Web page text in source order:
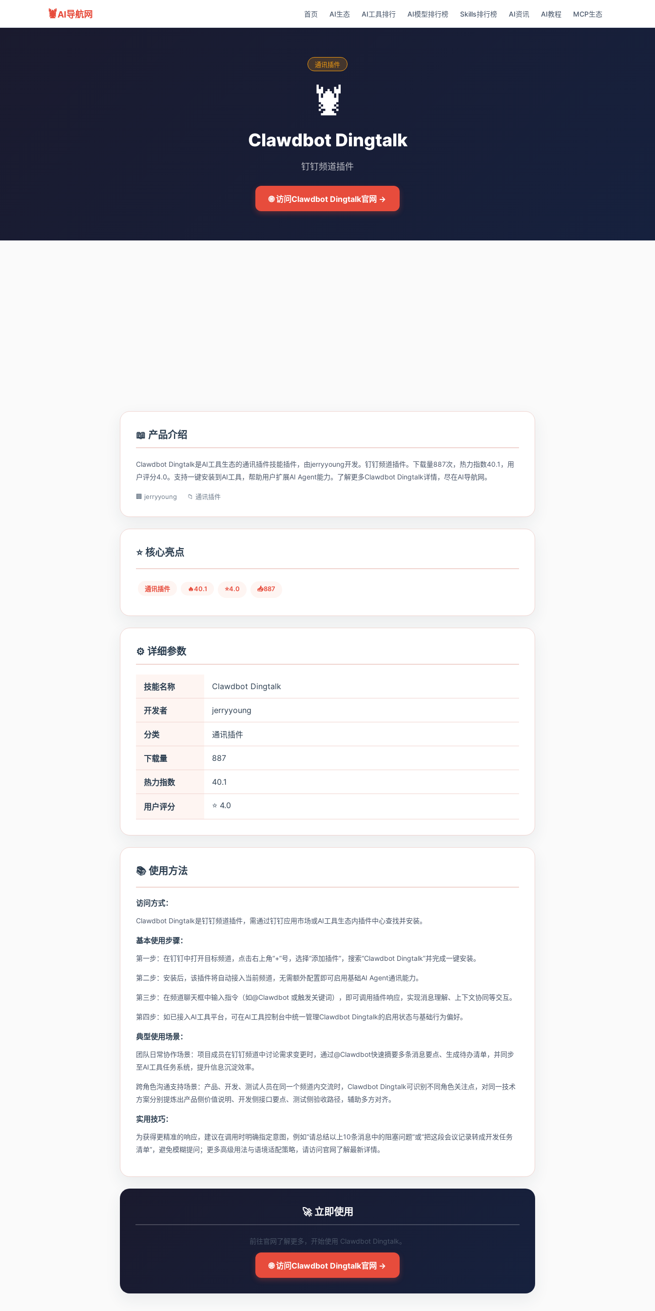
🦞AI导航网 首页 AI生态 AI工具排行 AI模型排行榜 Skills排行榜 AI资讯 AI教程 MCP生态
通讯插件
🦞
Clawdbot Dingtalk
钉钉频道插件
🌐 访问Clawdbot Dingtalk官网 →
📖 产品介绍
Clawdbot Dingtalk是AI工具生态的通讯插件技能插件，由jerryyoung开发。钉钉频道插件。下载量887次，热力指数40.1，用
户评分4.0。支持一键安装到AI工具，帮助用户扩展AI Agent能力。了解更多Clawdbot Dingtalk详情，尽在AI导航网。
🏢 jerryyoung 📁 通讯插件
⭐ 核心亮点
通讯插件 🔥40.1 ⭐4.0 📥887
⚙️ 详细参数
技能名称 Clawdbot Dingtalk
开发者 jerryyoung
分类 通讯插件
下载量 887
热力指数 40.1
用户评分 ⭐ 4.0
📚 使用方法
访问方式：
Clawdbot Dingtalk是钉钉频道插件，需通过钉钉应用市场或AI工具生态内插件中心查找并安装。
基本使用步骤：
第一步：在钉钉中打开目标频道，点击右上角“+”号，选择“添加插件”，搜索“Clawdbot Dingtalk”并完成一键安装。
第二步：安装后，该插件将自动接入当前频道，无需额外配置即可启用基础AI Agent通讯能力。
第三步：在频道聊天框中输入指令（如@Clawdbot 或触发关键词），即可调用插件响应，实现消息理解、上下文协同等交互。
第四步：如已接入AI工具平台，可在AI工具控制台中统一管理Clawdbot Dingtalk的启用状态与基础行为偏好。
典型使用场景：
团队日常协作场景：项目成员在钉钉频道中讨论需求变更时，通过@Clawdbot快速摘要多条消息要点、生成待办清单，并同步
至AI工具任务系统，提升信息沉淀效率。
跨角色沟通支持场景：产品、开发、测试人员在同一个频道内交流时，Clawdbot Dingtalk可识别不同角色关注点，对同一技术
方案分别提炼出产品侧价值说明、开发侧接口要点、测试侧验收路径，辅助多方对齐。
实用技巧：
为获得更精准的响应，建议在调用时明确指定意图，例如“请总结以上10条消息中的阻塞问题”或“把这段会议记录转成开发任务
清单”，避免模糊提问；更多高级用法与语境适配策略，请访问官网了解最新详情。
🚀 立即使用
前往官网了解更多，开始使用 Clawdbot Dingtalk。
🌐 访问Clawdbot Dingtalk官网 →